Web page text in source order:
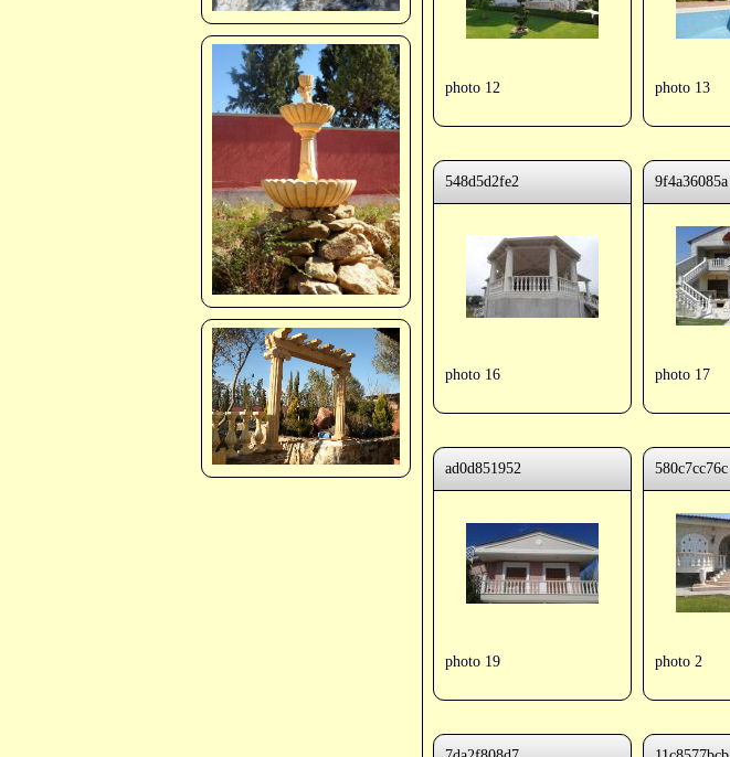
photo 12 photo 13
548d5d2fe2
photo 16
9f4a36085a
photo 17
ad0d851952
photo 19
580c7cc76c
photo 2